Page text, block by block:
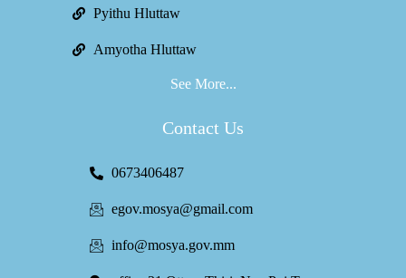
Pyithu Hluttaw
Amyotha Hluttaw
See More...
Contact Us
0673406487
egov.mosya@gmail.com
info@mosya.gov.mm